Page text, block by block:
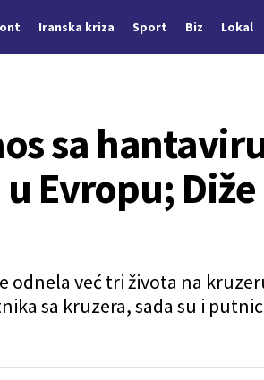
Iranska kriza Sport Biz Lokal
sa
Evropu;
odnela već tri života na
sa kruzera, sada su i